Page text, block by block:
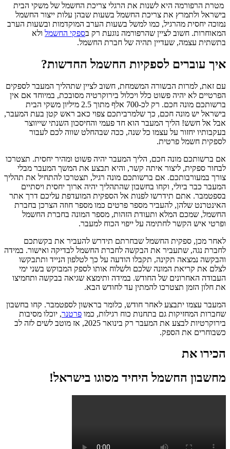
מטרת הרפורמה היא לשנות את הרגלי צריכת החשמל של משקי הבית
בישראל ולתמרץ את צריכת החשמל בשעות שבהן עלות ייצור החשמל
נמוכה יחסית מהרגיל, כמו למשל בשעות הערב המוקדמות ובשעות הערב
המאוחרות. חשוב לציין שהרפורמה נוגעת רק בספקי החשמל ולא
בתשתית עצמה, שעדיין תהיה של חברת החשמל.
איך עוברים לספקיות החשמל החדשות?
עם זאת, למרות הבשורה המשמחת, חשוב לציין שתהליך המעבר לספקים
הפרטיים לא יהיה פשוט כלל ויכלול בירוקרטיה מסובכת, במיוחד אם אין
ברשותכם מונה חכם. רק לכ-700 אלף מתוך 2.5 מיליון משקי הבית
בישראל יש מונה חכם, כך שלמרביתכם צפוי כאב ראש קטן בעת המעבר,
אבל אל חשש! הליך המעבר הוא חד פעמי והחיסכון השנתי שייווצר
בעקבותיו יחזור על עצמו כל שנה, ככה שבהחלט שווה לכם לעבור
לספקית חשמל פרטית.
אם ברשותכם מונה חכם, הליך המעבר יהיה פשוט ומהיר יחסית. תצטרכו
לבחור ספקית, ליצור איתה קשר, והיא תבצע את המשך המעבר מבלי
צורך במעורבותכם. אם ברשותכם מונה רגיל, תצטרכו להתחיל את תהליך
המעבר כבר ביולי, וקחו בחשבון שהתהליך יהיה ארוך יחסית ויסתיים
בספטמבר. אתם תידרשו לפנות אל הספקית המועדפת עליכם דרך אתר
האינטרנט שלהן, להעביר מספר פרטים כמו מספר חוזה הצרכן בחברת
החשמל, שמכם המלא ותעודת הזהות, מספר המונה בחברת החשמל
ופרטי איש הקשר לחתימה על ייפוי הכוח למעבר.
לאחר מכן, ספקית החשמל שבחרתם תידרש להעביר את בקשתכם
לחברת נגה, שתעביר את הבקשה לחברת החשמל לבדיקה ואישור. במידה
והבקשה נמצאה תקינה, תקבלו הודעה על כך לטלפון הנייד ותתבקשו
לצלם את קריאת המונה שלכם ולשלוח אותו לספק המבוקש בשני ימי
העבודה האחרונים של החודש. במידה ותימצא שגיאה בבקשה ותחמיצו
את חלון הזמן תצטרכו להמתין עד לחודש הבא.
המעבר עצמו יתבצע לאחר חודש, כלומר בראשון לספטמבר. קחו בחשבון
שחברות המחזיקות גם בתחנות כוח רגילות, כמו פרטנר, יוכלו מסיבות
בירוקרטיות לבצע את המעבר רק בינואר 2025, אז מוטב לשים לזה לב
כשבוחרים את הספק.
הכירו את
מחשבון החשמל היחיד מסוגו בישראל!